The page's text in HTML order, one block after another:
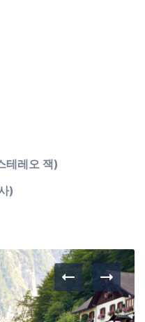
테레오 잭)
)